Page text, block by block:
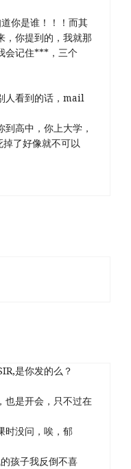
你是谁！！！而其
，你提到的，我就那
会记住***，三个
人看到的话，mail
高中，你上大学，
了好像就不可以
是你发的么？
也是开会，只不过在
时没问，唉，郁
孩子我反倒不喜